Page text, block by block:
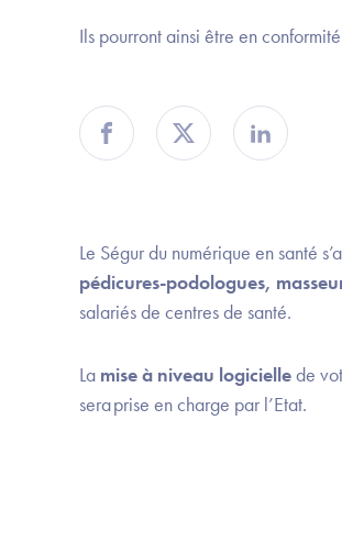
Ils pourront ainsi être en
Partager sur Facebook
Partager sur Twitter
Partager
Le Ségur du numérique en santé
pédicures-podologues,
salariés de centres de santé.
La mise à niveau logiciellede
sera prise en charge par l’Etat.